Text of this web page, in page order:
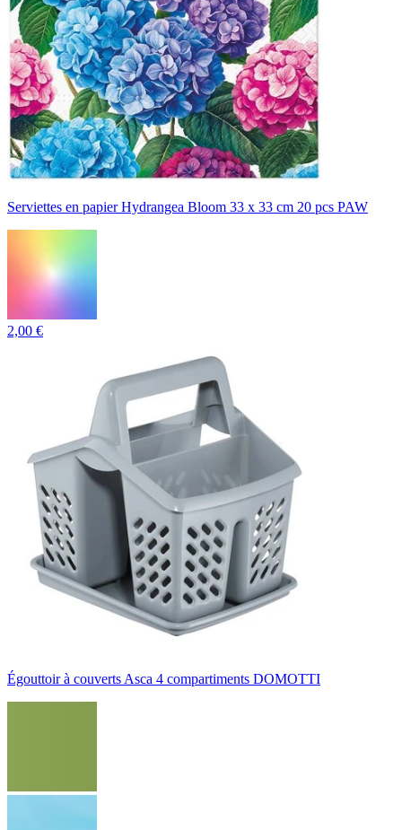
Serviettes en papier Hydrangea Bloom 33 x 33 cm 20 pcs PAW
2,00 €
Égouttoir à couverts Asca 4 compartiments DOMOTTI